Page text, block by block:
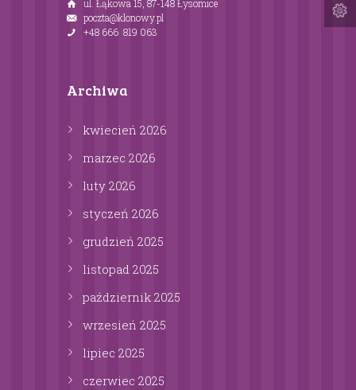
ul. Łąkowa 15, 87-148 Łysomice
poczta@klonowy.pl
+48 666 819 063
Archiwa
kwiecień 2026
marzec 2026
luty 2026
styczeń 2026
grudzień 2025
listopad 2025
październik 2025
wrzesień 2025
lipiec 2025
czerwiec 2025